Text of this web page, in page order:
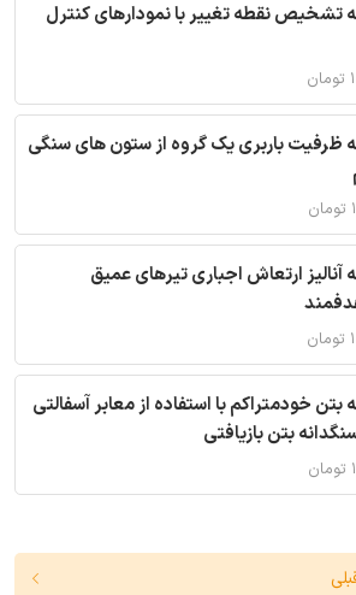
تشخیص نقطه تغییر با نمودارهای کنترل
ظرفیت باربری یک گروه از ستون های سنگی
آنالیز ارتعاش اجباری تیرهای عمیق
بتن خودمتراکم با استفاده از معابر آسفالتی
بتن بازیافتی